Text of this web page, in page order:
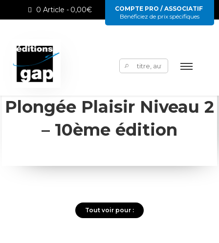
0 Article 0,00€
COMPTE PRO / ASSOCIATIF
Bénéficiez de prix spécifiques
Rechercher :
Plongée Plaisir Niveau 2
– 10ème édition
Tout voir pour :